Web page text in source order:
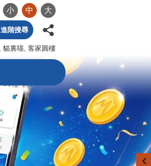
小 中 大
進階搜尋
貓裏喵 客家圓樓